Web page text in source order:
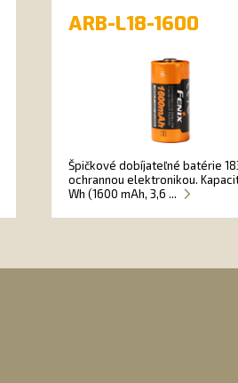
ARB-L18-1600
Špičkové dobíjateľné batérie
ochrannou elektronikou.
Wh (1600 mAh, 3,6 ...